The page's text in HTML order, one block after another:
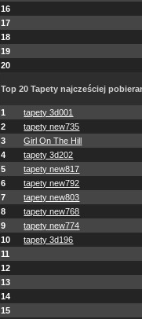
16
17
18
19
20
Top 20 Tapety najcześciej
1
tapety 3d001
2
tapety new735
3
Girl On The Hill
4
tapety 3d202
5
tapety new817
6
tapety new792
7
tapety new803
8
tapety new768
9
tapety new774
10
tapety 3d196
11
12
13
14
15